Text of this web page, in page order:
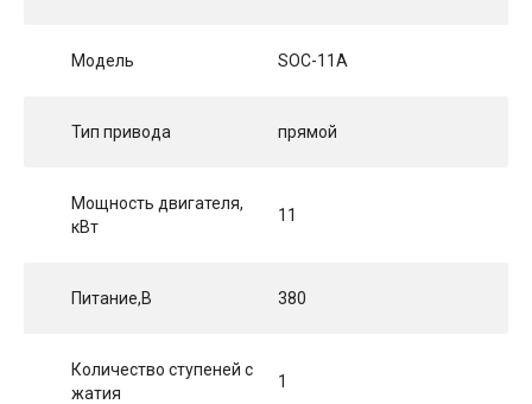
Модель SOC-11A
Тип привода прямой
Мощность двигателя,
кВт
11
Питание,В 380
Количество ступеней с
жатия
1